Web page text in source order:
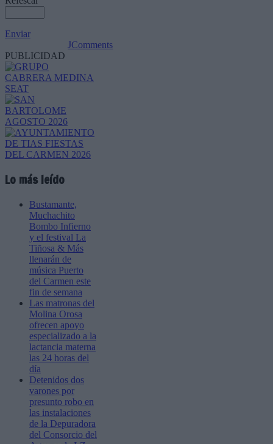
Enviar
JComments
PUBLICIDAD
Lo más leído
Bustamante,
Muchachito
Bombo Infierno
y el festival La
Tiñosa & Más
llenarán de
música Puerto
del Carmen este
fin de semana
Las matronas del
Molina Orosa
ofrecen apoyo
especializado a la
lactancia materna
las 24 horas del
día
Detenidos dos
varones por
presunto robo en
las instalaciones
de la Depuradora
del Consorcio del